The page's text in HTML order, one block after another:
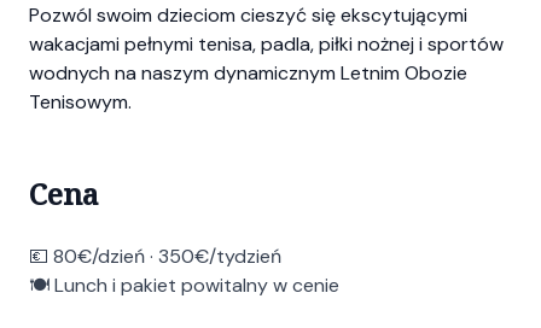
Pozwól swoim dzieciom cieszyć się ekscytującymi
wakacjami pełnymi tenisa, padla, piłki nożnej i sportów
wodnych na naszym dynamicznym Letnim Obozie
Tenisowym.
Cena
💶 80€/dzień · 350€/tydzień
🍽️ Lunch i pakiet powitalny w cenie